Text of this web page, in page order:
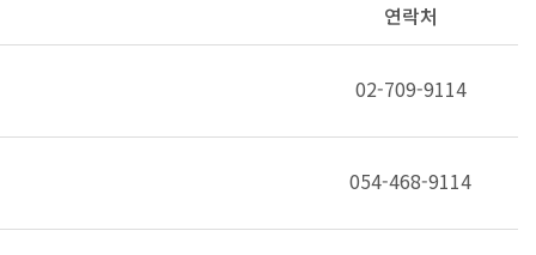
연락처
02-709-9114
054-468-9114